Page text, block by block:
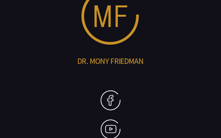
DR. MONY FRIEDMAN